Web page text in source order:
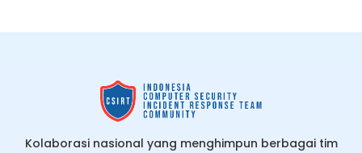
Kolaborasi nasional yang menghimpun berbagai tim